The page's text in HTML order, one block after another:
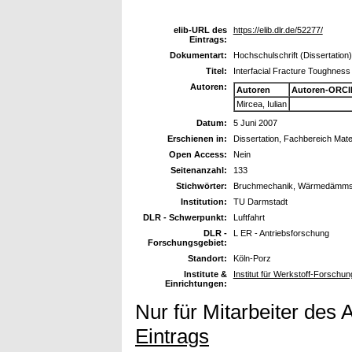
elib-URL des
Eintrags:
https://elib.dlr.de/52277/
Dokumentart:
Hochschulschrift (Dissertation)
Titel:
Interfacial Fracture
Autoren:
Autoren
Autoren-
Mircea, Iulian
Datum:
5 Juni 2007
Erschienen in:
Dissertation, Fachbereich
Open Access:
Nein
Seitenanzahl:
133
Stichwörter:
Bruchmechanik,
Institution:
TU Darmstadt
DLR - Schwerpunkt:
Luftfahrt
DLR -
Forschungsgebiet:
L ER - Antriebsforschung
Standort:
Köln-Porz
Institute &
Einrichtungen:
Institut für Werkstoff-
Nur für Mitarbeiter des
Eintrags